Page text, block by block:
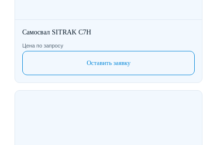
Самосвал SITRAK C7H
Цена по запросу
Оставить заявку